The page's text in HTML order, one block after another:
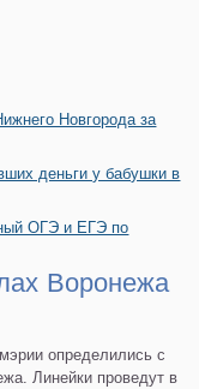
Новгорода за
деньги у бабушки в
ОГЭ и ЕГЭ по
Воронежа
определились с
Линейки проведут в